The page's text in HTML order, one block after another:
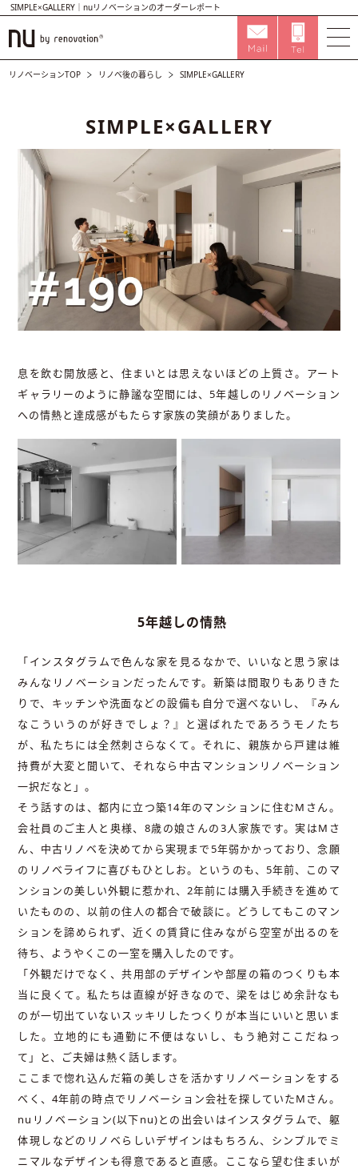
SIMPLE×GALLERY｜nuリノベーションのオーダーレポート
リノベーションTOP リノベ後の暮らし SIMPLE×GALLERY
SIMPLE×GALLERY
息を飲む開放感と、住まいとは思えないほどの上質さ。アート
ギャラリーのように静謐な空間には、5年越しのリノベーション
への情熱と達成感がもたらす家族の笑顔がありました。
5年越しの情熱
「インスタグラムで色んな家を見るなかで、いいなと思う家は
みんなリノベーションだったんです。新築は間取りもありきた
りで、キッチンや洗面などの設備も自分で選べないし、『みん
なこういうのが好きでしょ？』と選ばれたであろうモノたち
が、私たちには全然刺さらなくて。それに、親族から戸建は維
持費が大変と聞いて、それなら中古マンションリノベーション
一択だなと」。
そう話すのは、都内に立つ築14年のマンションに住むMさん。
会社員のご主人と奥様、8歳の娘さんの3人家族です。実はMさ
ん、中古リノベを決めてから実現まで5年弱かかっており、念願
のリノベライフに喜びもひとしお。というのも、5年前、このマ
ンションの美しい外観に惹かれ、2年前には購入手続きを進めて
いたものの、以前の住人の都合で破談に。どうしてもこのマン
ションを諦められず、近くの賃貸に住みながら空室が出るのを
待ち、ようやくこの一室を購入したのです。
「外観だけでなく、共用部のデザインや部屋の箱のつくりも本
当に良くて。私たちは直線が好きなので、梁をはじめ余計なも
のが一切出ていないスッキリしたつくりが本当にいいと思いま
した。立地的にも通勤に不便はないし、もう絶対ここだねっ
て」と、ご夫婦は熱く話します。
ここまで惚れ込んだ箱の美しさを活かすリノベーションをする
べく、4年前の時点でリノベーション会社を探していたMさん。
nuリノベーション(以下nu)との出会いはインスタグラムで、躯
体現しなどのリノベらしいデザインはもちろん、シンプルでミ
ニマルなデザインも得意であると直感。ここなら望む住まいが